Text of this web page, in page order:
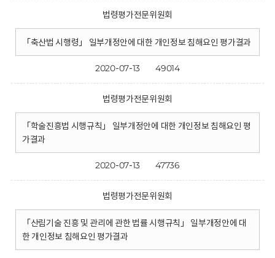
법령평가전문위원회
「축산법 시행령」 일부개정안에 대한 개인정보 침해요인 평가결과
2020-07-13 49014
법령평가전문위원회
「학술진흥법 시행규칙」 일부개정안에 대한 개인정보 침해요인 평
가결과
2020-07-13 47736
법령평가전문위원회
「산림기술 진흥 및 관리에 관한 법률 시행규칙」 일부개정안에 대
한 개인정보 침해요인 평가결과